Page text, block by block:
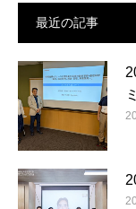
最近の記事